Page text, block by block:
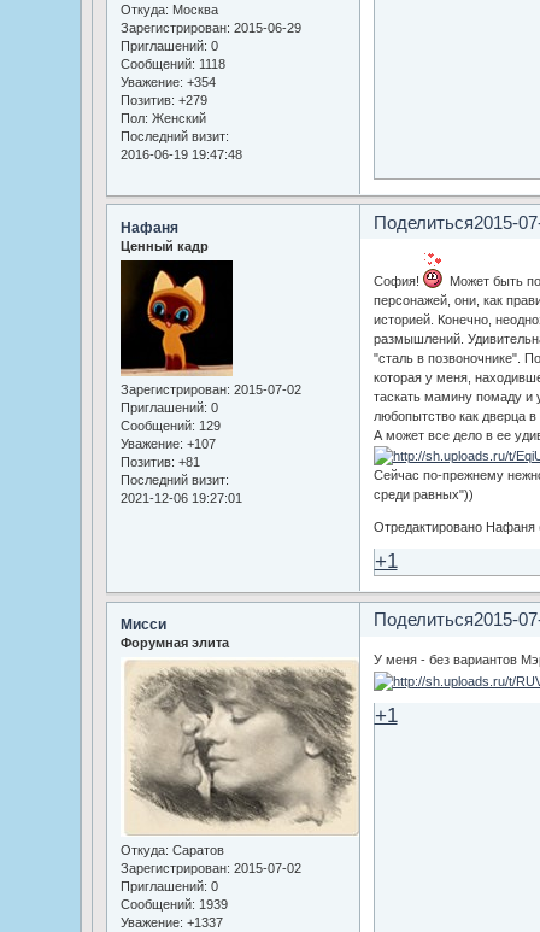
Откуда: Москва
Зарегистрирован: 2015-06-29
Приглашений: 0
Сообщений: 1118
Уважение: +354
Позитив: +279
Пол: Женский
Последний визит:
2016-06-19 19:47:48
Поделиться2015-
Нафаня
Ценный кадр
Зарегистрирован: 2015-07-02
Приглашений: 0
Сообщений: 129
Уважение: +107
Позитив: +81
Последний визит:
2021-12-06 19:27:01
София!
Может быть
персонажей, они, как
историей. Конечно,
размышлений.
"сталь в позвоночнике".
которая у меня,
таскать мамину помаду и
любопытство как дверца
А может все дело в ее
Сейчас по-прежнему
среди равных"))
Отредактировано Нафаня
+1
Поделиться2015-
Мисси
Форумная элита
Откуда: Саратов
Зарегистрирован: 2015-07-02
Приглашений: 0
Сообщений: 1939
Уважение: +1337
У меня - без вариантов
+1